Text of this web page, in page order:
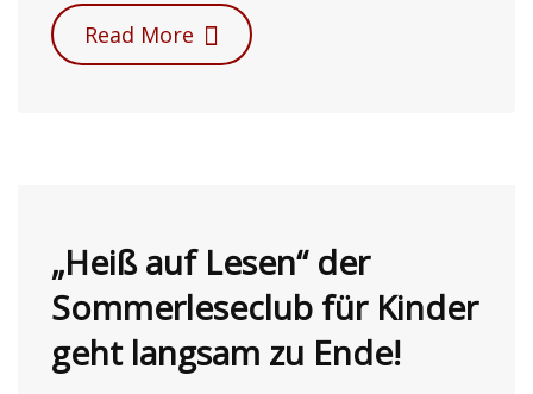
Read More
„Heiß auf Lesen“ der
Sommerleseclub für Kinder
geht langsam zu Ende!